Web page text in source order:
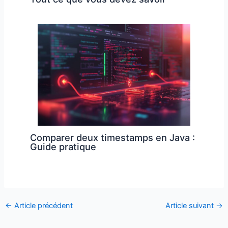
Comparer deux timestamps en Java :
Guide pratique
← Article précédent Article suivant →